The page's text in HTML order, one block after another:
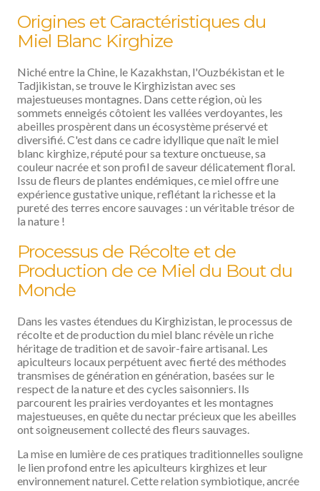
Origines et Caractéristiques du
Miel Blanc Kirghize
Niché entre la Chine, le Kazakhstan, l'Ouzbékistan et le
Tadjikistan, se trouve le Kirghizistan avec ses
majestueuses montagnes. Dans cette région, où les
sommets enneigés côtoient les vallées verdoyantes, les
abeilles prospèrent dans un écosystème préservé et
diversifié. C'est dans ce cadre idyllique que naît le miel
blanc kirghize, réputé pour sa texture onctueuse, sa
couleur nacrée et son profil de saveur délicatement floral.
Issu de fleurs de plantes endémiques, ce miel offre une
expérience gustative unique, reflétant la richesse et la
pureté des terres encore sauvages : un véritable trésor de
la nature !
Processus de Récolte et de
Production de ce Miel du Bout du
Monde
Dans les vastes étendues du Kirghizistan, le processus de
récolte et de production du miel blanc révèle un riche
héritage de tradition et de savoir-faire artisanal. Les
apiculteurs locaux perpétuent avec fierté des méthodes
transmises de génération en génération, basées sur le
respect de la nature et des cycles saisonniers. Ils
parcourent les prairies verdoyantes et les montagnes
majestueuses, en quête du nectar précieux que les abeilles
ont soigneusement collecté des fleurs sauvages.
La mise en lumière de ces pratiques traditionnelles souligne
le lien profond entre les apiculteurs kirghizes et leur
environnement naturel. Cette relation symbiotique, ancrée